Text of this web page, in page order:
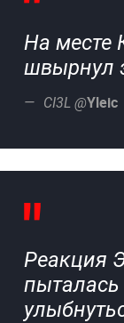
На месте
швырнул
CI3L @Yleic
Реакция
пыталась